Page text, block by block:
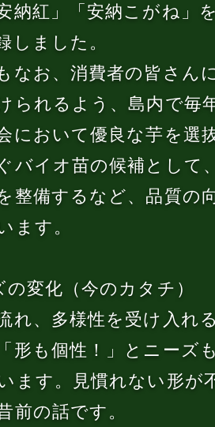
納紅」「安納こがね」
しました。
なお、消費者の皆さん
られるよう、島内で毎
において優良な芋を選
バイオ苗の候補として
整備するなど、品質の
ます。
の変化（今のカタチ）
れ、多様性を受け入れ
形も個性！」とニーズ
ます。見慣れない形が
前の話です。